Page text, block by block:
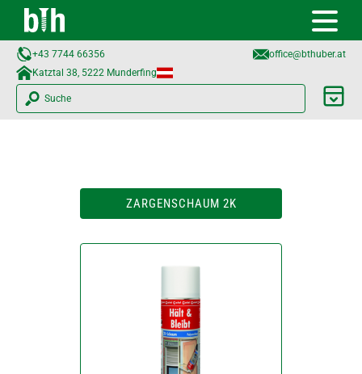
+43 7744 66356
office@bthuber.at​
Katztal 38, 5222 Munderfing
Suche
ZARGENSCHAUM 2K